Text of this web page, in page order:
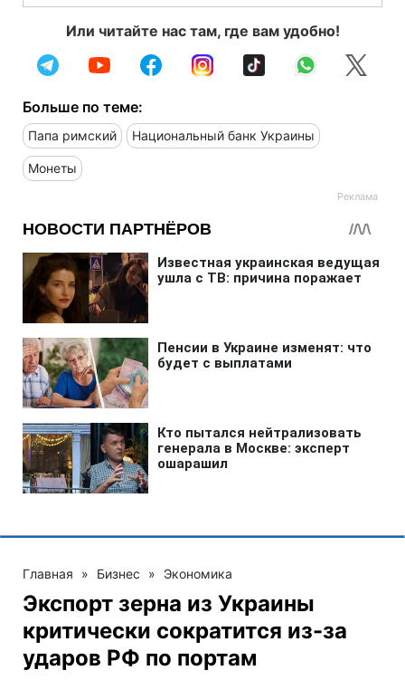
Или читайте нас там, где вам удобно!
Больше по теме:
Папа римский Национальный банк Украины
Монеты
Главная » Бизнес » Экономика
Экспорт зерна из Украины
критически сократится из-за
ударов РФ по портам